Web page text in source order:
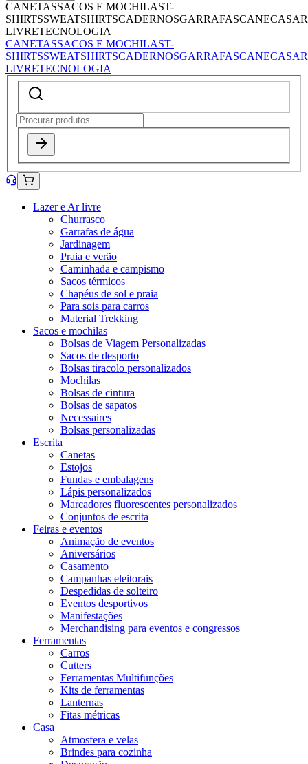
CANETASSACOS E MOCHILAST-
SHIRTSSWEATSHIRTSCADERNOSGARRAFASCANECASAR
LIVRETECNOLOGIA
CANETASSACOS E MOCHILAST-
SHIRTSSWEATSHIRTSCADERNOSGARRAFASCANECASAR
LIVRETECNOLOGIA
Lazer e Ar livre
Churrasco
Garrafas de água
Jardinagem
Praia e verão
Caminhada e campismo
Sacos térmicos
Chapéus de sol e praia
Para sois para carros
Material Trekking
Sacos e mochilas
Bolsas de Viagem Personalizadas
Sacos de desporto
Bolsas tiracolo personalizados
Mochilas
Bolsas de cintura
Bolsas de sapatos
Necessaires
Bolsas personalizadas
Escrita
Canetas
Estojos
Fundas e embalagens
Lápis personalizados
Marcadores fluorescentes personalizados
Conjuntos de escrita
Feiras e eventos
Animação de eventos
Aniversários
Casamento
Campanhas eleitorais
Despedidas de solteiro
Eventos desportivos
Manifestações
Merchandising para eventos e congressos
Ferramentas
Carros
Cutters
Ferramentas Multifunções
Kits de ferramentas
Lanternas
Fitas métricas
Casa
Atmosfera e velas
Brindes para cozinha